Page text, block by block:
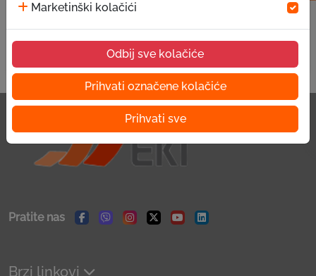
Marketinški kolačići
Odbij sve kolačiće
Prihvati označene kolačiće
Prihvati sve
Pratite nas
Facebook
ViberInstagram
TwitterYoutubeLinkedin
Brzi linkovi